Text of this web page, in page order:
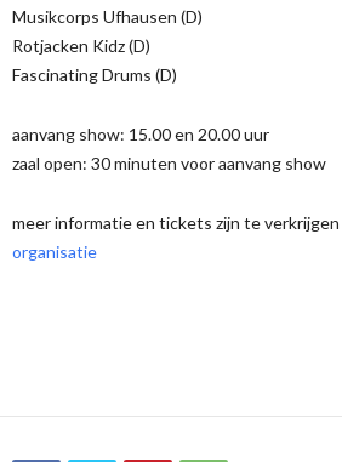
Musikcorps Ufhausen (D)
Rotjacken Kidz (D)
Fascinating Drums (D)
aanvang show: 15.00 en 20.00 uur
zaal open: 30 minuten voor aanvang show
meer informatie en tickets zijn te
organisatie